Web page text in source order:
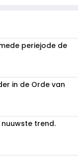
periejode de
in de Orde van
trend.